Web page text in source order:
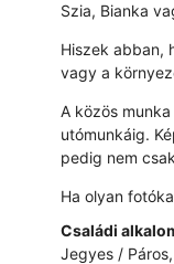
Szia, Bianka
Hiszek abban,
vagy a
A közös
utómunkáig.
pedig nem
Ha olyan
Családi
Jegyes /